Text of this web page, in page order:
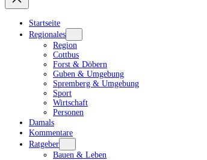
Startseite
Regionales
Region
Cottbus
Forst & Döbern
Guben & Umgebung
Spremberg & Umgebung
Sport
Wirtschaft
Personen
Damals
Kommentare
Ratgeber
Bauen & Leben